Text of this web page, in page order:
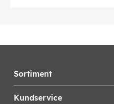
Sortiment
Kundservice